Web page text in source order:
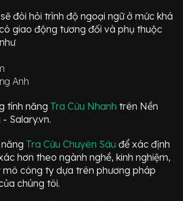
đòi hỏi trình độ ngoại ngữ ở mứckhá
giao động tương đối và phụ thuộc
Anh
tính năng Tra Cứu Nhanh trên Nền
Salary.vn.
Tra Cứu Chuyên Sâuđể xác định
hơn theo ngành nghề, kinh nghiệm,
mô công ty dựa trên phương pháp
chúng tôi.